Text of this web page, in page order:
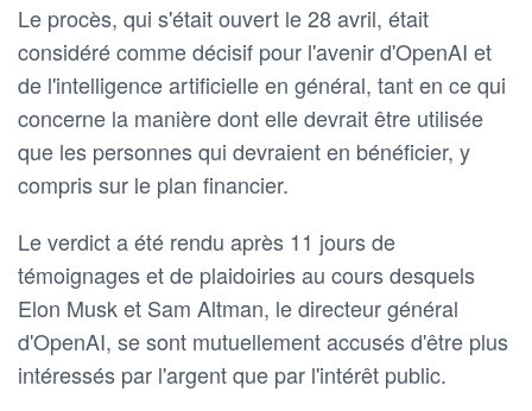
Le procès, qui s'était ouvert le 28 avril, ​était
considéré comme décisif pour l'avenir d'OpenAI et
de l'intelligence artificielle en général, tant en ce qui
concerne la manière dont elle devrait ​être utilisée
que les personnes qui devraient en bénéficier, y
⁠compris sur le plan financier.
Le verdict a été rendu après 11 jours de
témoignages et de ‌plaidoiries au cours desquels
Elon Musk et Sam Altman, le directeur général
d'OpenAI, se sont mutuellement accusés d'être plus
intéressés par l'argent que par l'intérêt public.